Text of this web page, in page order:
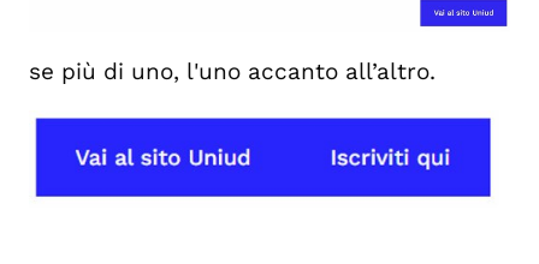
se più di uno, l'uno accanto all’altro.